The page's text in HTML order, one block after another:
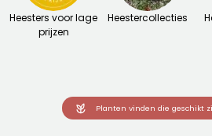
Heesters voor lage
prijzen
Heestercollecties
Planten vinden die geschikt